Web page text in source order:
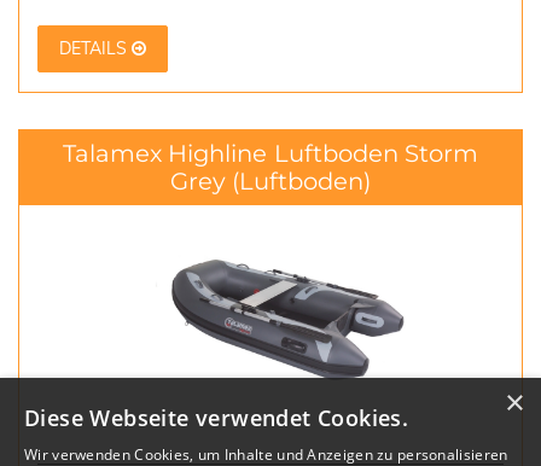
DETAILS
Talamex Highline Luftboden Storm
Grey (Luftboden)
×
Diese Webseite verwendet Cookies.
Wir verwenden Cookies, um Inhalte und Anzeigen zu personalisieren